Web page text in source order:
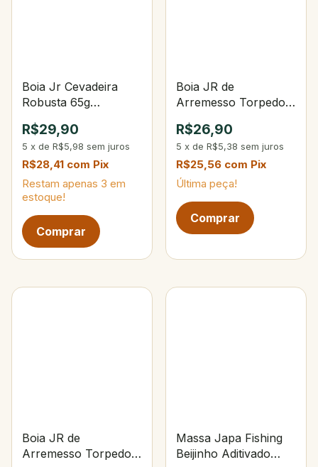
Boia Jr Cevadeira
Robusta 65g
R$29,90
5 x de R$5,98 sem juros
R$28,41 com Pix
Restam apenas 3 em
estoque!
Boia JR de
Arremesso Torpedo
Laranja/Branco
R$26,90
5 x de R$5,38 sem juros
R$25,56 com Pix
Última peça!
Boia JR de
Arremesso Torpedo
Massa Japa Fishing
Beijinho Aditivado